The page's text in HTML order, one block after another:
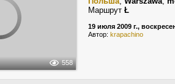
558
Маршрут Ł
19 июля 2009 г.,
Автор: krapachino